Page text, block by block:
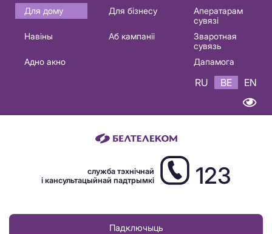
Основная
навигация
Для дому Для бізнесу
Аператарам
сувязі
Навіны
Аб кампаніі
Зваротная
сувязь
Адно акно
Дапамога
RU BE EN
служба тэхнічнай
і кансультацыйнай падтрымкі
123
Падключыць